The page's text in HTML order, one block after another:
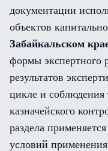
документации
объектов
Забайкальском
формы экспертного
результатов
цикле и соблюдения
казначейского
раздела
условий